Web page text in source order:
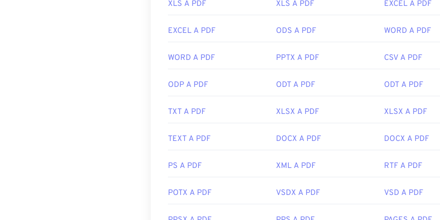
autonomamente. Potrebbe essere necessario un componente aggiuntivo o
PDF online. Consiglio vivamenteSumatraPDF
se cercate qualcosa di
Sviluppato da:
Link utili:
XLS A PDF XLS A PDF EXCEL A PDF
EXCEL A PDF ODS A PDF WORD A PDF
WORD A PDF PPTX A PDF CSV A PDF
ODP A PDF ODT A PDF ODT A PDF
TXT A PDF XLSX A PDF XLSX A PDF
TEXT A PDF DOCX A PDF DOCX A PDF
PS A PDF XML A PDF RTF A PDF
POTX A PDF VSDX A PDF VSD A PDF